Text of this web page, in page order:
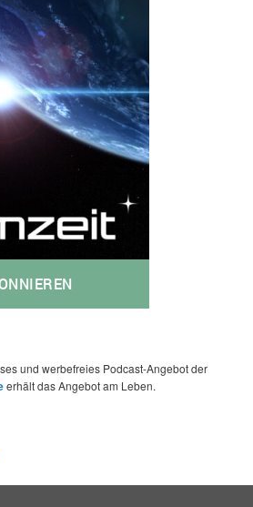
und werbefreies Podcast-Angebot der
erhält das Angebot am Leben.